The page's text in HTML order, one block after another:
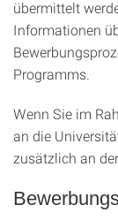
übermittelt
Informationen
Programms.
Wenn Sie im
an die
zusätzlich an